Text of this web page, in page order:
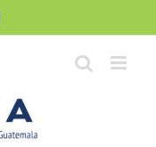
Instagram